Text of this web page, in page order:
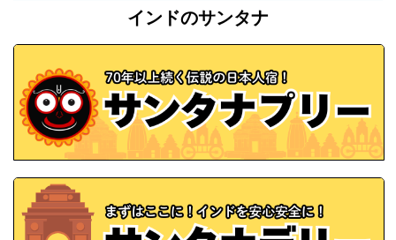
インドのサンタナ